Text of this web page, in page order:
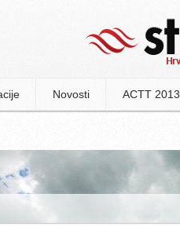
Novosti ACTT 2013.